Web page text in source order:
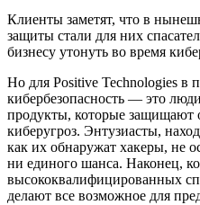
Клиенты заметят, что в
защиты стали для них
бизнесу утонуть во время
Но для Positive Technologies в
кибербезопасность — это
продукты, которые защищают
киберугроз. Энтузиасты,
как их обнаружат хакеры, не
ни единого шанса. Наконец,
высококвалифицированных
делают все возможное для